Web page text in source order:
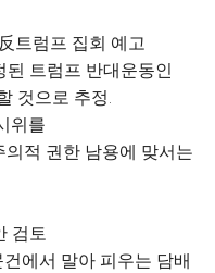
트럼프 집회 예고
된 트럼프 반대운동인
것으로 추정.
위를
적 권한 남용에 맞서는
검토
에서 말아 피우는 담배